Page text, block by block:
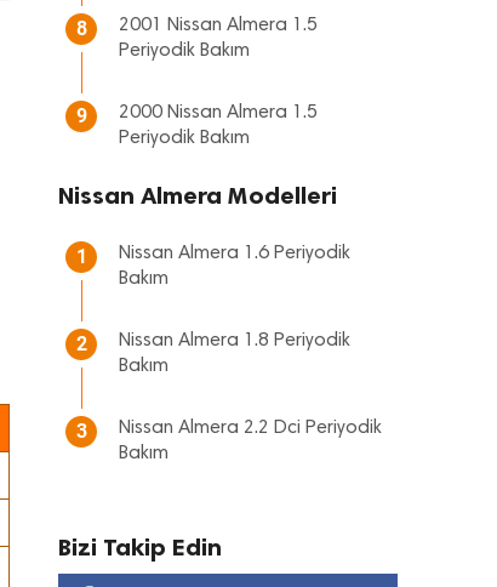
8
2001 Nissan Almera 1.5
Periyodik Bakım
9
2000 Nissan Almera 1.5
Periyodik Bakım
Nissan Almera Modelleri
1
Nissan Almera 1.6 Periyodik
Bakım
2
Nissan Almera 1.8 Periyodik
Bakım
3
Nissan Almera 2.2 Dci Periyodik
Bakım
Bizi Takip Edin